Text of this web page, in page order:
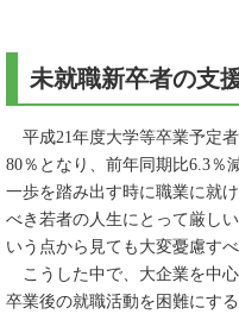
未就職新卒者の支
平成21年度大学等卒業予定
80％となり、前年同期比6.3％
一歩を踏み出す時に職業に就
べき若者の人生にとって厳し
いう点から見ても大変憂慮すべ
こうした中で、大企業を中
卒業後の就職活動を困難にす